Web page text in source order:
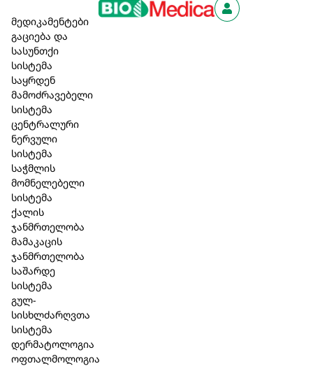
მედიკამენტები
გაციება და
სასუნთქი
სისტემა
საყრდენ
მამოძრავებელი
სისტემა
ცენტრალური
ნერვული
სისტემა
საჭმლის
მომნელებელი
სისტემა
ქალის
ჯანმრთელობა
მამაკაცის
ჯანმრთელობა
საშარდე
სისტემა
გულ-
სისხლძარღვთა
სისტემა
დერმატოლოგია
ოფთალმოლოგია
შეიცავს მაღალმთიანი ალპური Speick მცენარის
(kbW) უნიკალურ ექსტრაქტს.
96,60 ₾
აღწერა
სერტიფიცირებული ბუნებრივი კოსმეტიკა
(COSMOS);
არ შეიცავს სინთეზურ სურნელებს და
საღებავებს, სილიკონებს, პარაბენდებს და
მინერალურ ზეთებს;
შემადგენლობის 99.6% ბუნებრივი
წარმოშობისაა;
პროდუქტის 82% ორგანულია;
გლუტენისა და ლაქტოზის გარეშე;
დერმატოლოგიურად და ალერგოლოგიურად
ტესტირებული;
ვეგანური.